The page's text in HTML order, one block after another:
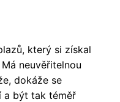
který si získal
neuvěřitelnou
dokáže se
a být tak téměř